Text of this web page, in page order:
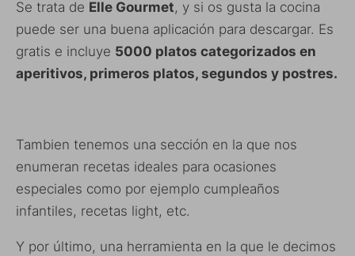
Se trata de Elle Gourmet, y si os gusta la cocina
puede ser una buena aplicación para descargar. Es
gratis e incluye 5000 platos categorizados en
aperitivos, primeros platos, segundos y postres.
Tambien tenemos una sección en la que nos
enumeran recetas ideales para ocasiones
especiales como por ejemplo cumpleaños
infantiles, recetas light, etc.
Y por último, una herramienta en la que le decimos